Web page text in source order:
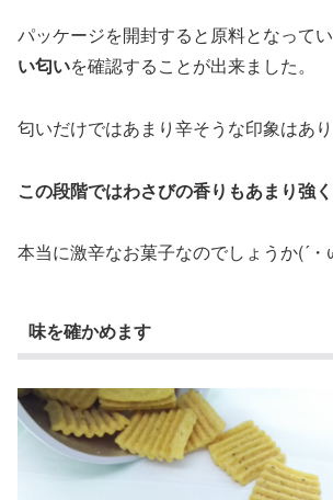
パッケージを開封すると原料となって
い匂いを確認することが出来ました。
匂いだけではあまり辛そうな印象はあり
この段階ではわさびの香りもあまり強
本当に激辛なお菓子なのでしょうか(´・
味を確かめます